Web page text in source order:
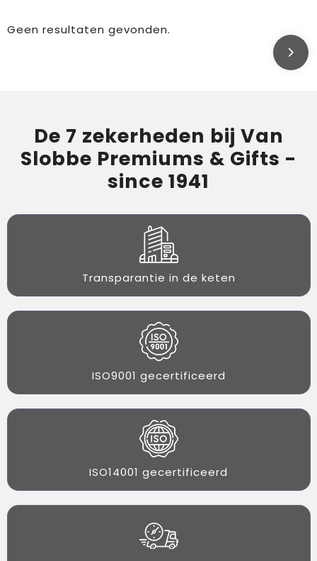
Geen resultaten gevonden.
De 7 zekerheden bij Van
Slobbe Premiums & Gifts -
since 1941
Transparantie in de keten
ISO9001 gecertificeerd
ISO14001 gecertificeerd